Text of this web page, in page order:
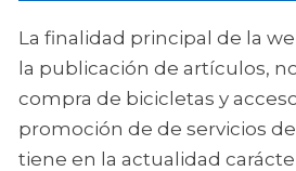
La finalidad principal de la
la publicación de artículos,
compra de bicicletas y
promoción de de servicios
tiene en la actualidad